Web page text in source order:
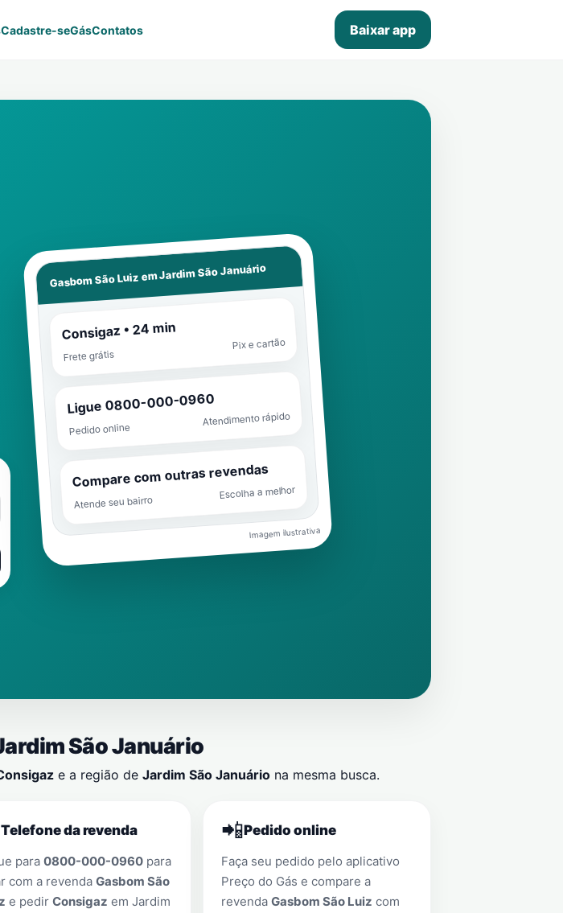
Cadastre-seGásContatos Baixar app
Gasbom São Luiz emJardim São Januário
Consigaz • 24 min
Frete grátis
Pix e cartão
Ligue 0800-000-0960
Pedido online
Atendimento rápido
Compare com outras revendas
Atende seu bairro
Escolha a melhor
Imagem ilustrativa
São Januário
e a região de Jardim São Januário na mesma busca.
Telefone da revenda
para 0800-000-0960 para
com a revenda Gasbom São
e pedir Consigaz em Jardim
📲Pedido online
Faça seu pedido pelo aplicativo
Preço do Gás e compare a
revenda Gasbom São Luiz com